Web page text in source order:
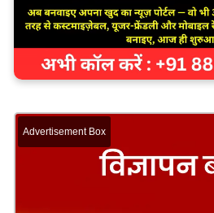
Advertisement Box